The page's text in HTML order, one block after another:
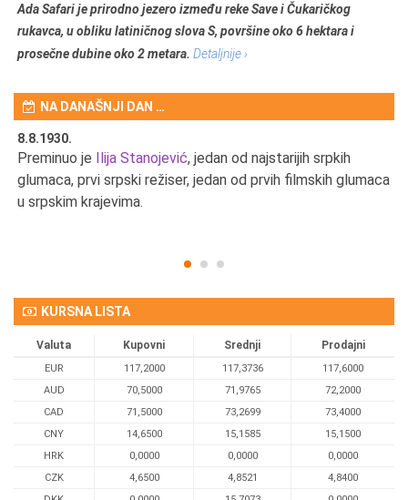
Ada Safari je prirodno jezero između reke Save i Čukaričkog
rukavca, u obliku latiničnog slova S, površine oko 6 hektara i
prosečne dubine oko 2 metara. Detaljnije ›
NA DANAŠNJI DAN …
8.8.1930.
Preminuo je Ilija Stanojević, jedan od najstarijih srpkih
glumaca, prvi srpski režiser, jedan od prvih filmskih glumaca
u srpskim krajevima.
KURSNA LISTA
Valuta Kupovni Srednji Prodajni
EUR 117,2000 117,3736
117,6000
AUD
70,5000 71,9765
72,2000
CAD
71,5000 73,2699
73,4000
CNY
14,6500 15,1585
15,1500
HRK
0,0000 0,0000
0,0000
CZK
4,6500 4,8521
4,8400